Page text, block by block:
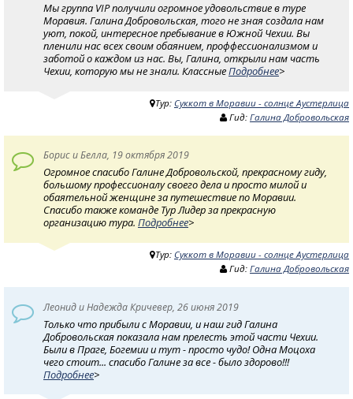
Мы группа VIP получили огромное удовольствие в туре
Моравия. Галина Добровольская, того не зная создала нам
уют, покой, интересное пребывание в Южной Чехии. Вы
пленили нас всех своим обаянием, проффессионализмом и
заботой о каждом из нас. Вы, Галина, открыли нам часть
Чехии, которую мы не знали. КлассныеПодробнее>
Тур: Суккот в Моравии - солнце Аустерлица
Гид: Галина Добровольская
Борис и Белла, 19 октября 2019
Огромное спасибо Галине Добровольской, прекрасному гиду,
большому профессионалу своего дела и просто милой и
обаятельной женщине за путешествие по Моравии.
Спасибо также команде Тур Лидер за прекрасную
организацию тура. Подробнее>
Тур: Суккот в Моравии - солнце Аустерлица
Гид: Галина Добровольская
Леонид и Надежда Кричевер, 26 июня 2019
Только что прибыли с Моравии, и наш гид Галина
Добровольская показала нам прелесть этой части Чехии.
Были в Праге, Богемии и тут - просто чудо! Одна Моцоха
чего стоит... спасибо Галине за все - было здорово!!!
Подробнее>